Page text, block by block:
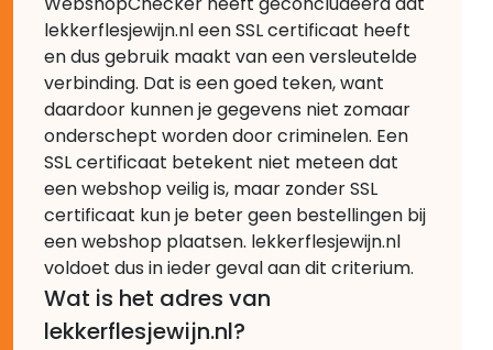
lekkerflesjewijn.nl een SSL certificaat heeft
en dus gebruik maakt van een versleutelde
verbinding. Dat is een goed teken, want
daardoor kunnen je gegevens niet zomaar
onderschept worden door criminelen. Een
SSL certificaat betekent niet meteen dat
een webshop veilig is, maar zonder SSL
certificaat kun je beter geen bestellingen bij
een webshop plaatsen. lekkerflesjewijn.nl
voldoet dus in ieder geval aan dit criterium.
Wat is het adres van
lekkerflesjewijn.nl?